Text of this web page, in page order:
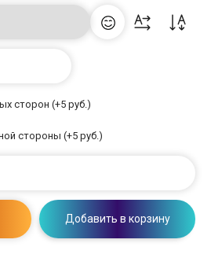
сторон (+5 руб.)
стороны (+5 руб.)
Добавить в корзину